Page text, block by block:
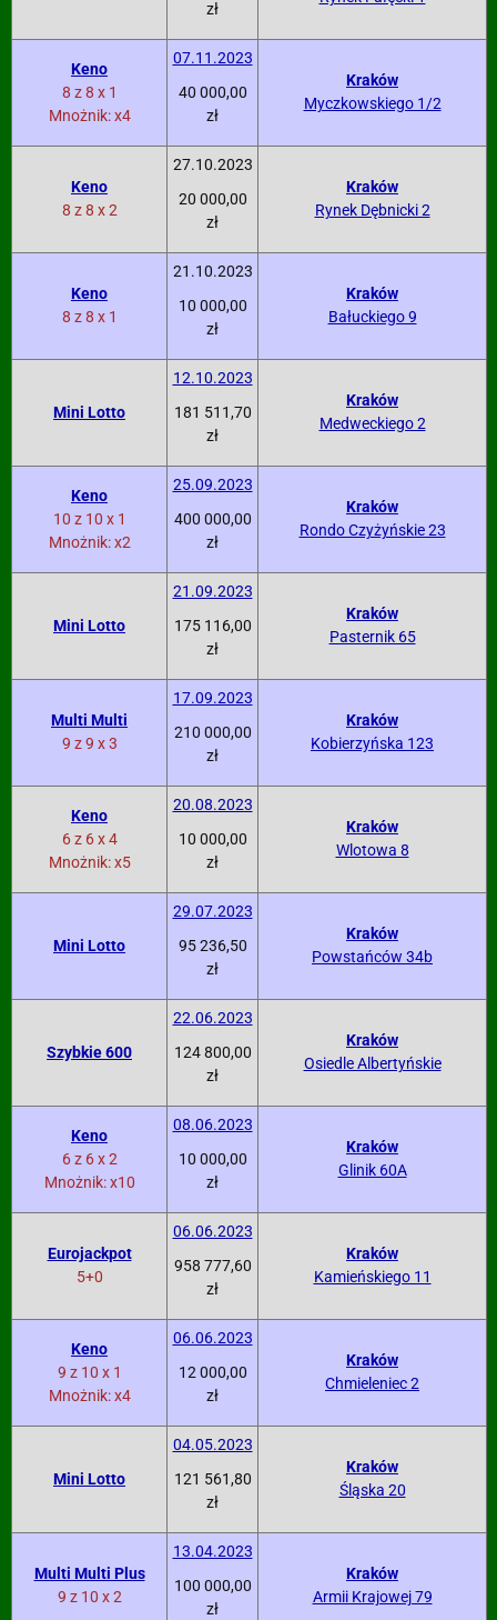
zł
Keno
8 z 8 x 1
Mnożnik: x4
07.11.2023
40 000,00
zł
Kraków
Myczkowskiego 1/2
Keno
8 z 8 x 2
27.10.2023
20 000,00
zł
Kraków
Rynek Dębnicki 2
Keno
8 z 8 x 1
21.10.2023
10 000,00
zł
Kraków
Bałuckiego 9
Mini Lotto
12.10.2023
181 511,70
zł
Kraków
Medweckiego 2
Keno
10 z 10 x 1
Mnożnik: x2
25.09.2023
400 000,00
zł
Kraków
Rondo Czyżyńskie 23
Mini Lotto
21.09.2023
175 116,00
zł
Kraków
Pasternik 65
Multi Multi
9 z 9 x 3
17.09.2023
210 000,00
zł
Kraków
Kobierzyńska 123
Keno
6 z 6 x 4
Mnożnik: x5
20.08.2023
10 000,00
zł
Kraków
Wlotowa 8
Mini Lotto
29.07.2023
95 236,50
zł
Kraków
Powstańców 34b
Szybkie 600
22.06.2023
124 800,00
zł
Kraków
Osiedle Albertyńskie
Keno
6 z 6 x 2
Mnożnik: x10
08.06.2023
10 000,00
zł
Kraków
Glinik 60A
Eurojackpot
5+0
06.06.2023
958 777,60
zł
Kraków
Kamieńskiego 11
Keno
9 z 10 x 1
Mnożnik: x4
06.06.2023
12 000,00
zł
Kraków
Chmieleniec 2
Mini Lotto
04.05.2023
121 561,80
zł
Kraków
Śląska 20
Multi Multi Plus
9 z 10 x 2
13.04.2023
100 000,00
zł
Kraków
Armii Krajowej 79